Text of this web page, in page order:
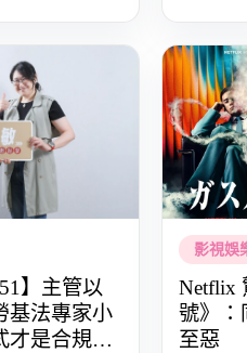
】主管以
基法專家小
才是合規關
影視娛
Netflix
號》：
至惡